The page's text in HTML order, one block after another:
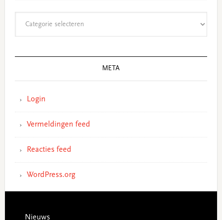
META
Login
Vermeldingen feed
Reacties feed
WordPress.org
Footer
Nieuws